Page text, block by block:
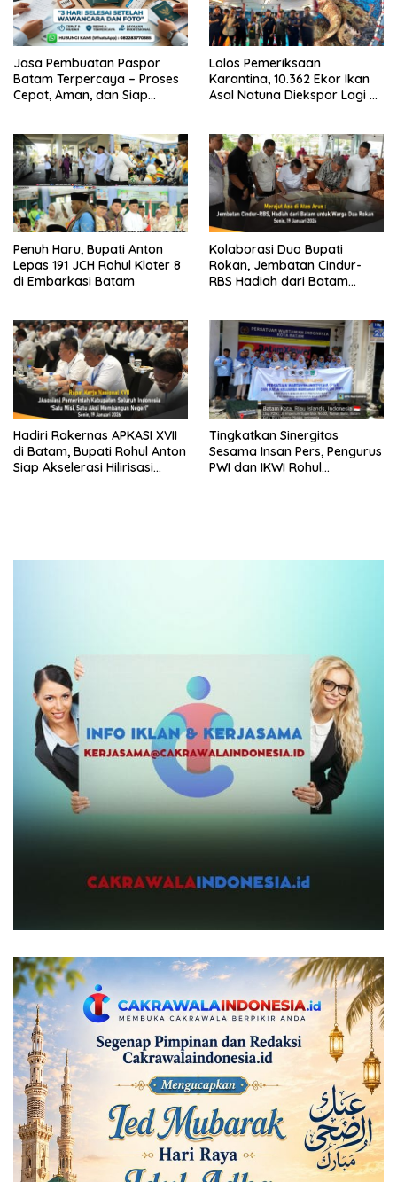
Jasa Pembuatan Paspor
Batam Terpercaya – Proses
Cepat, Aman, dan Siap
Lolos Pemeriksaan
Karantina, 10.362 Ekor Ikan
Asal Natuna Diekspor Lagi ke
Penuh Haru, Bupati Anton
Lepas 191 JCH Rohul Kloter 8
di Embarkasi Batam
Kolaborasi Duo Bupati
Rokan, Jembatan Cindur-
RBS Hadiah dari Batam
Hadiri Rakernas APKASI XVII
di Batam, Bupati Rohul Anton
Siap Akselerasi Hilirisasi
Tingkatkan Sinergitas
Sesama Insan Pers, Pengurus
PWI dan IKWI Rohul